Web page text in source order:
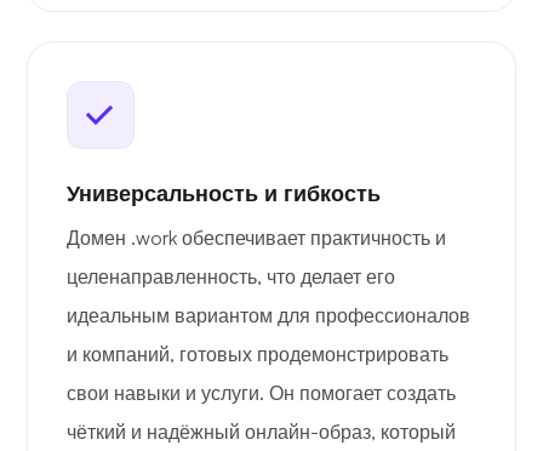
Универсальность и гибкость
Домен .work обеспечивает практичность и
целенаправленность, что делает его
идеальным вариантом для профессионалов
и компаний, готовых продемонстрировать
свои навыки и услуги. Он помогает создать
чёткий и надёжный онлайн-образ, который